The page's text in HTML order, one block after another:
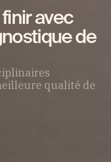
avec
de
qualité de